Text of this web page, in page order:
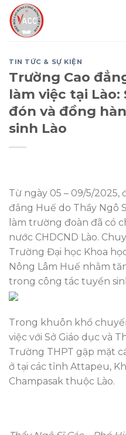
Skip
to
content
TIN TỨC & SỰ KIỆN
Trường Cao
làm việc tại Lào:
đón và đồng
sinh Lào
Từ ngày 05 – 09/5/2025,
đẳng Huế do Thầy Ngô
làm trường đoàn đã có
nước CHDCND Lào.
Trường Đại học Khoa
Nông Lâm Huế nhằm
trong công tác tuyển
Trong khuôn khổ
việc với Sở Giáo dục và
Trường THPT gặp mặt
ở tại các tỉnh Attapeu,
Champasak thuộc Lào.